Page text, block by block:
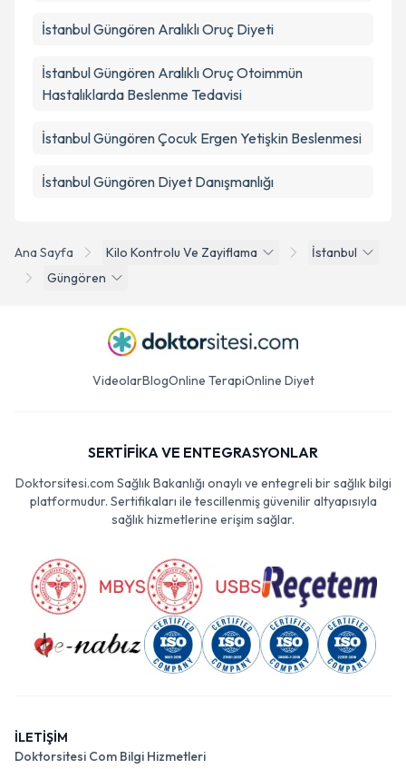
Ana Sayfa Kilo Kontrolu Ve Zayiflama
İstanbul
Güngören
İstanbul Güngören Aralıklı Oruç Diyeti
İstanbul Güngören Aralıklı Oruç Otoimmün
Hastalıklarda Beslenme Tedavisi
İstanbul Güngören Çocuk Ergen Yetişkin Beslenmesi
İstanbul Güngören Diyet Danışmanlığı
VideolarBlogOnline TerapiOnline Diyet
SERTİFİKA VE ENTEGRASYONLAR
Doktorsitesi.com Sağlık Bakanlığı onaylı ve entegreli bir sağlık bilgi
platformudur. Sertifikaları ile tescillenmiş güvenilir altyapısıyla
sağlık hizmetlerine erişim sağlar.
İLETİŞİM
Doktorsitesi Com Bilgi Hizmetleri